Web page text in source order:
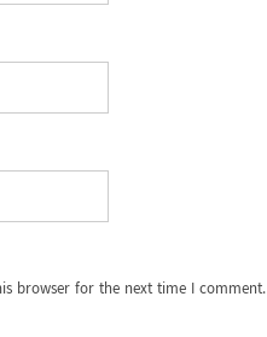
browser for the next time I comment.